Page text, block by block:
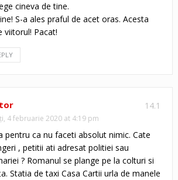
cineva de tine.
S-a ales praful de acet oras. Acesta
viitorul! Pacat!
14.1
4 februarie 2020 at 4:19 pm
pentru ca nu faceti absolut nimic. Cate
, petitii ati adresat politiei sau
? Romanul se plange pe la colturi si
Statia de taxi Casa Cartii urla de manele